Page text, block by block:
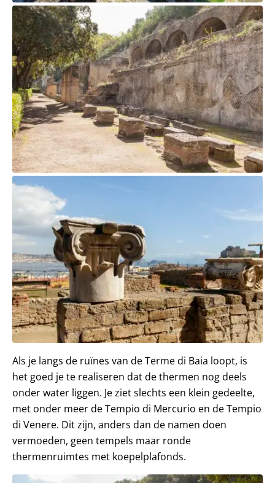
Als je langs de ruïnes van de Terme di Baia loopt, is
het goed je te realiseren dat de thermen nog deels
onder water liggen. Je ziet slechts een klein gedeelte,
met onder meer de Tempio di Mercurio en de Tempio
di Venere. Dit zijn, anders dan de namen doen
vermoeden, geen tempels maar ronde
thermenruimtes met koepelplafonds.